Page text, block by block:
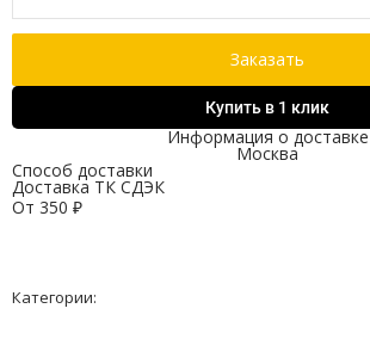
Заказать
Купить в 1 клик
Информация о доставке
Москва
Способ доставки
Доставка ТК СДЭК
От 350 ₽
Категории: